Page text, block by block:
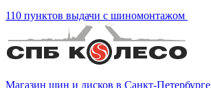
110 пунктов выдачи с шиномонтажом
Магазин шин и дисков в Санкт-Петербурге